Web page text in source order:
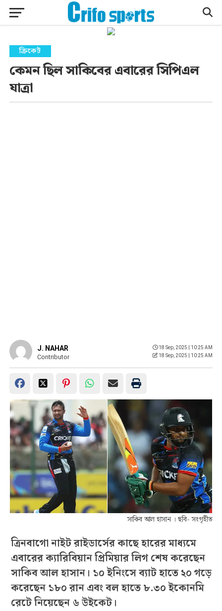
ক্রিকেট
কেমন ছিল সাকিবের এবারের সিপিএল
যাত্রা
J. NAHAR
Contributor
18 Sep, 2025 | 10:25 AM
18 Sep, 2025 | 10:25 AM
সাকিব আল হাসান । ছবি- সংগৃহীত
ত্রিনবাগো নাইট রাইডার্সের কাছে হারের মাধ্যমে
এবারের ক্যারিবিয়ান প্রিমিয়ার লিগ শেষ করেছেন
সাকিব আল হাসান। ১০ ইনিংসে ব্যাট হাতে ২০ গড়ে
করেছেন ১৮০ রান এবং বল হাতে ৮.৩০ ইকোনমি
রেটে নিয়েছেন ৬ উইকেট।